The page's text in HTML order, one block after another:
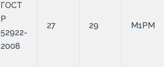
ГОСТ
Р
52922-
2008
27 29 М1РМ